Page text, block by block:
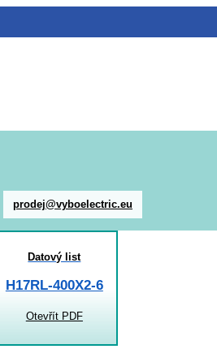
prodej@vyboelectric.eu
Datový list
H17RL-400X2-6
Otevřít PDF